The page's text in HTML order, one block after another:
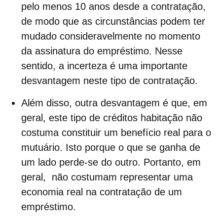
pelo menos 10 anos desde a contratação,
de modo que as circunstâncias podem ter
mudado consideravelmente no momento
da assinatura do empréstimo. Nesse
sentido, a incerteza é uma importante
desvantagem neste tipo de contratação.
Além disso, outra desvantagem é que, em
geral, este tipo de créditos habitação não
costuma constituir um benefício real para o
mutuário. Isto porque o que se ganha de
um lado perde-se do outro. Portanto, em
geral, não costumam representar uma
economia real na contratação de um
empréstimo.